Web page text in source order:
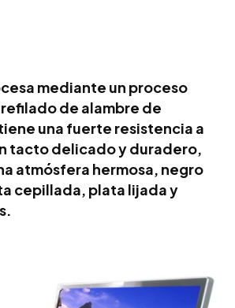
mediante un proceso
de alambre de
una fuerte resistencia a
tacto delicado y duradero,
atmósfera hermosa, negro
cepillada, plata lijada y